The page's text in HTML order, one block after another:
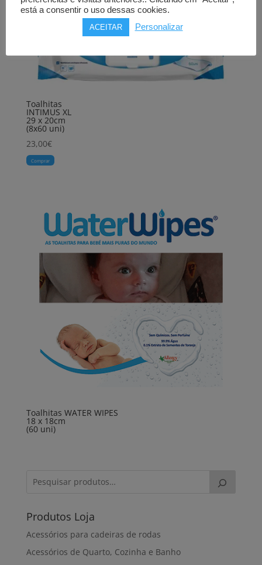
Toalhitas
INTIMUS XL
29 x 20cm
(8x60 uni)
23,00€
Comprar
Toalhitas WATER WIPES
18 x 18cm
(60 uni)
Produtos Loja
Acessórios para cadeiras de rodas
Acessórios de Quarto, Cozinha e Banho
está a consentir o uso dessas cookies.
ACEITAR Personalizar